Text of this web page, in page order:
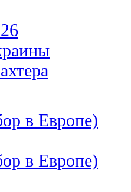
в Европе)
в Европе)